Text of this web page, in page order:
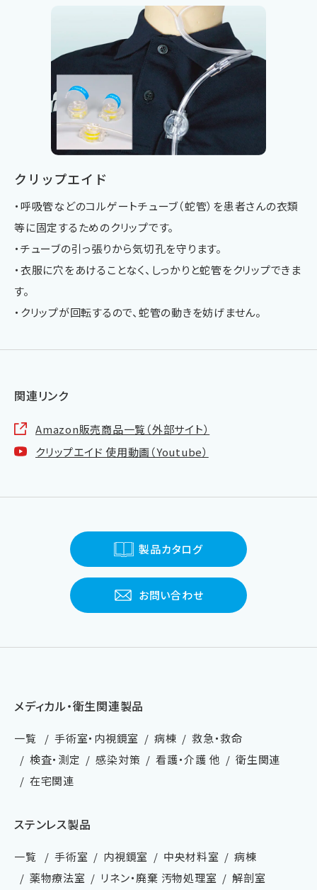
クリップエイド
・呼吸管などのコルゲートチューブ（蛇管）を患者さんの衣類
等に固定するためのクリップです。
・チューブの引っ張りから気切孔を守ります。
・衣服に穴をあけることなく、しっかりと蛇管をクリップできま
す。
・クリップが回転するので、蛇管の動きを妨げません。
関連リンク
Amazon販売商品一覧（外部サイト）
クリップエイド 使用動画（Youtube）
製品カタログ
お問い合わせ
メディカル・衛生関連製品
一覧 手術室・内視鏡室 病棟
救急・救命
検査・測定
感染対策 看護・介護 他
衛生関連
在宅関連
ステンレス製品
一覧 手術室 内視鏡室 中央材料室
病棟
薬物療法室
リネン・廃棄 汚物処理室 解剖室